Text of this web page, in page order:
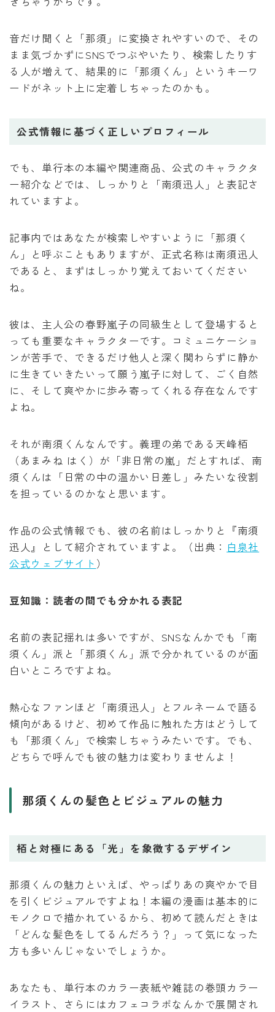
音だけ聞くと「那須」に変換されやすいので、その
まま気づかずにSNSでつぶやいたり、検索したりす
る人が増えて、結果的に「那須くん」というキーワ
ードがネット上に定着しちゃったのかも。
公式情報に基づく正しいプロフィール
でも、単行本の本編や関連商品、公式のキャラクタ
ー紹介などでは、しっかりと「南須迅人」と表記さ
れていますよ。
記事内ではあなたが検索しやすいように「那須く
ん」と呼ぶこともありますが、正式名称は南須迅人
であると、まずはしっかり覚えておいてください
ね。
彼は、主人公の春野嵐子の同級生として登場すると
っても重要なキャラクターです。コミュニケーショ
ンが苦手で、できるだけ他人と深く関わらずに静か
に生きていきたいって願う嵐子に対して、ごく自然
に、そして爽やかに歩み寄ってくれる存在なんです
よね。
それが南須くんなんです。義理の弟である天峰栢
（あまみね はく）が「非日常の嵐」だとすれば、南
須くんは「日常の中の温かい日差し」みたいな役割
を担っているのかなと思います。
作品の公式情報でも、彼の名前はしっかりと『南須
迅人』として紹介されていますよ。（出典： 白泉社
公式ウェブサイト ）
豆知識：読者の間でも分かれる表記
名前の表記揺れは多いですが、SNSなんかでも「南
須くん」派と「那須くん」派で分かれているのが面
白いところですよね。
熱心なファンほど「南須迅人」とフルネームで語る
傾向があるけど、初めて作品に触れた方はどうして
も「那須くん」で検索しちゃうみたいです。でも、
どちらで呼んでも彼の魅力は変わりませんよ！
那須くんの髪色とビジュアルの魅力
栢と対極にある「光」を象徴するデザイン
那須くんの魅力といえば、やっぱりあの爽やかで目
を引くビジュアルですよね！本編の漫画は基本的に
モノクロで描かれているから、初めて読んだときは
「どんな髪色をしてるんだろう？」って気になった
方も多いんじゃないでしょうか。
あなたも、単行本のカラー表紙や雑誌の巻頭カラー
イラスト、さらにはカフェコラボなんかで展開され